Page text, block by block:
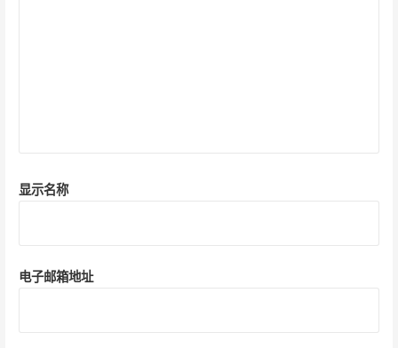
显示名称
电子邮箱地址